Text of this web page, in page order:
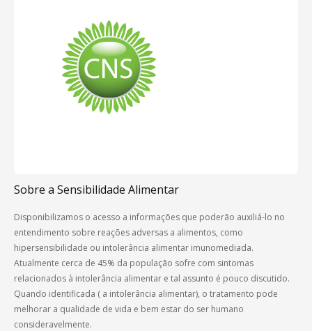
Sobre a Sensibilidade Alimentar
Disponibilizamos o acesso a informações que poderão auxiliá-lo no
entendimento sobre reações adversas a alimentos, como
hipersensibilidade ou intolerância alimentar imunomediada.
Atualmente cerca de 45% da população sofre com sintomas
relacionados à intolerância alimentar e tal assunto é pouco discutido.
Quando identificada ( a intolerância alimentar), o tratamento pode
melhorar a qualidade de vida e bem estar do ser humano
consideravelmente.